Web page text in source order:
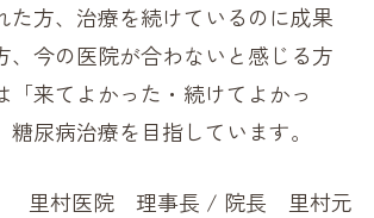
た方、治療を続けているのに成果
、今の医院が合わないと感じる方
「来てよかった・続けてよかっ
尿病治療を目指しています。
里村医院 理事長 / 院長 里村元